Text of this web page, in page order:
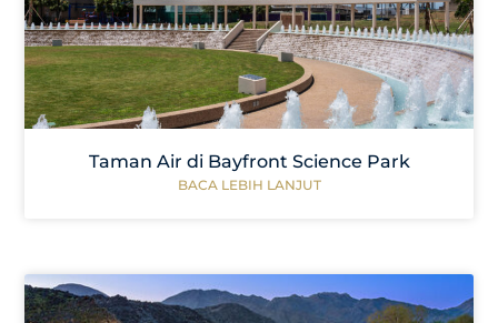
Taman Air di Bayfront Science Park
BACA LEBIH LANJUT